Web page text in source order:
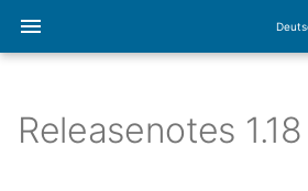
User Guide DPA
Participant handbook
Releasenotes